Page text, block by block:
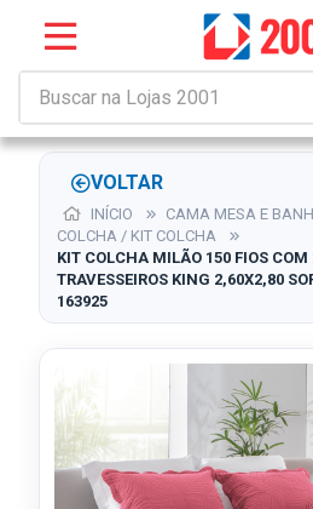
VOLTAR
INÍCIO
CAMA MESA E
COLCHA / KIT COLCHA
KIT COLCHA MILÃO 150 FIOS COM
TRAVESSEIROS KING 2,60X2,80
163925